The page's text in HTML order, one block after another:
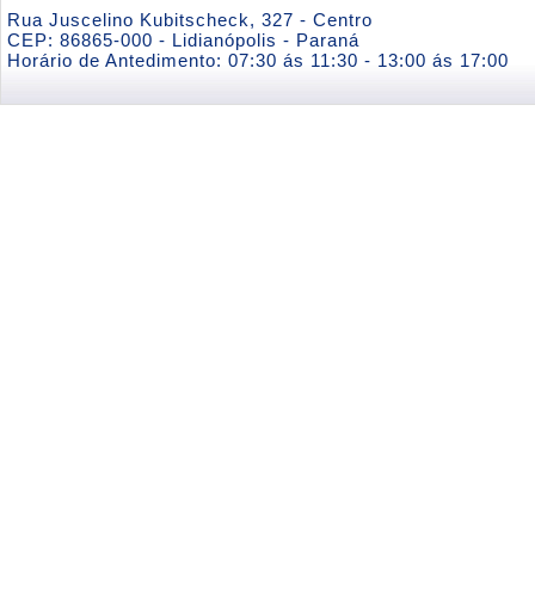
Rua Juscelino Kubitscheck, 327 - Centro
CEP: 86865-000 - Lidianópolis - Paraná
Horário de Antedimento: 07:30 ás 11:30 - 13:00 ás 17:00